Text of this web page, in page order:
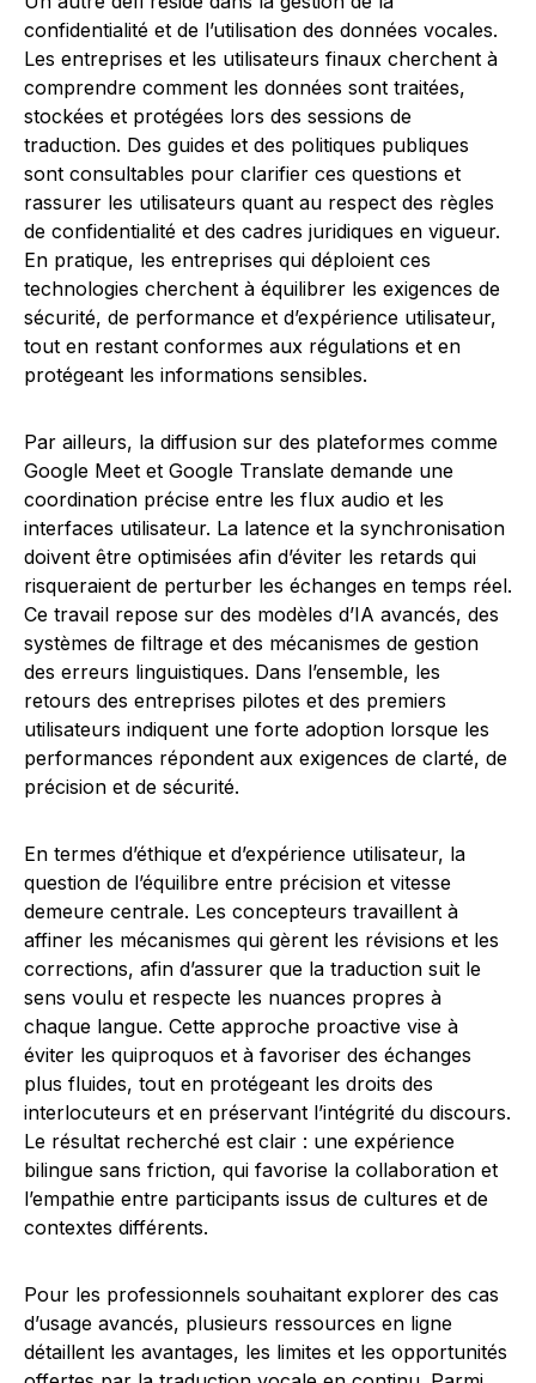
confidentialité et de l’utilisation des données vocales.
Les entreprises et les utilisateurs finaux cherchent à
comprendre comment les données sont traitées,
stockées et protégées lors des sessions de
traduction. Des guides et des politiques publiques
sont consultables pour clarifier ces questions et
rassurer les utilisateurs quant au respect des règles
de confidentialité et des cadres juridiques en vigueur.
En pratique, les entreprises qui déploient ces
technologies cherchent à équilibrer les exigences de
sécurité, de performance et d’expérience utilisateur,
tout en restant conformes aux régulations et en
protégeant les informations sensibles.
Par ailleurs, la diffusion sur des plateformes comme
Google Meet et Google Translate demande une
coordination précise entre les flux audio et les
interfaces utilisateur. La latence et la synchronisation
doivent être optimisées afin d’éviter les retards qui
risqueraient de perturber les échanges en temps réel.
Ce travail repose sur des modèles d’IA avancés, des
systèmes de filtrage et des mécanismes de gestion
des erreurs linguistiques. Dans l’ensemble, les
retours des entreprises pilotes et des premiers
utilisateurs indiquent une forte adoption lorsque les
performances répondent aux exigences de clarté, de
précision et de sécurité.
En termes d’éthique et d’expérience utilisateur, la
question de l’équilibre entre précision et vitesse
demeure centrale. Les concepteurs travaillent à
affiner les mécanismes qui gèrent les révisions et les
corrections, afin d’assurer que la traduction suit le
sens voulu et respecte les nuances propres à
chaque langue. Cette approche proactive vise à
éviter les quiproquos et à favoriser des échanges
plus fluides, tout en protégeant les droits des
interlocuteurs et en préservant l’intégrité du discours.
Le résultat recherché est clair : une expérience
bilingue sans friction, qui favorise la collaboration et
l’empathie entre participants issus de cultures et de
contextes différents.
Pour les professionnels souhaitant explorer des cas
d’usage avancés, plusieurs ressources en ligne
détaillent les avantages, les limites et les opportunités